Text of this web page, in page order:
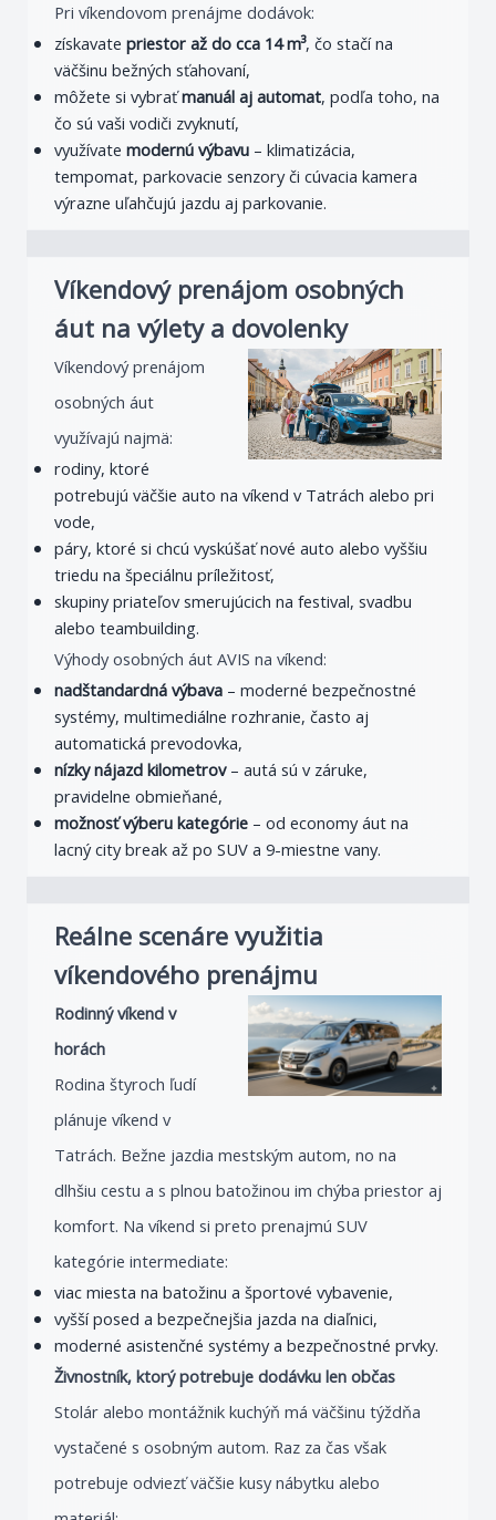
Pri víkendovom prenájme dodávok:
získavate priestor až do cca 14 m³, čo stačí na
väčšinu bežných sťahovaní,
môžete si vybraťmanuál aj automat, podľa toho, na
čo sú vaši vodiči zvyknutí,
využívate modernú výbavu – klimatizácia,
tempomat, parkovacie senzory či cúvacia kamera
výrazne uľahčujú jazdu aj parkovanie.
Víkendový prenájom osobných
áut na výlety a dovolenky
Víkendový prenájom
osobných áut
využívajú najmä:
rodiny, ktoré
potrebujú väčšie auto na víkend v Tatrách alebo pri
vode,
páry, ktoré si chcú vyskúšať nové auto alebo vyššiu
triedu na špeciálnu príležitosť,
skupiny priateľov smerujúcich na festival, svadbu
alebo teambuilding.
Výhody osobných áut AVIS na víkend:
nadštandardná výbava – moderné bezpečnostné
systémy, multimediálne rozhranie, často aj
automatická prevodovka,
nízky nájazd kilometrov– autá sú v záruke,
pravidelne obmieňané,
možnosť výberu kategórie – od economy áut na
lacný city break až po SUV a 9-miestne vany.
Reálne scenáre využitia
víkendového prenájmu
Rodinný víkend v
horách
Rodina štyroch ľudí
plánuje víkend v
Tatrách. Bežne jazdia mestským autom, no na
dlhšiu cestu a s plnou batožinou im chýba priestor aj
komfort. Na víkend si preto prenajmú SUV
kategórie intermediate:
viac miesta na batožinu a športové vybavenie,
vyšší posed a bezpečnejšia jazda na diaľnici,
moderné asistenčné systémy a bezpečnostné prvky.
Živnostník, ktorý potrebuje dodávku len občas
Stolár alebo montážnik kuchýň má väčšinu týždňa
vystačené s osobným autom. Raz za čas však
potrebuje odviezť väčšie kusy nábytku alebo